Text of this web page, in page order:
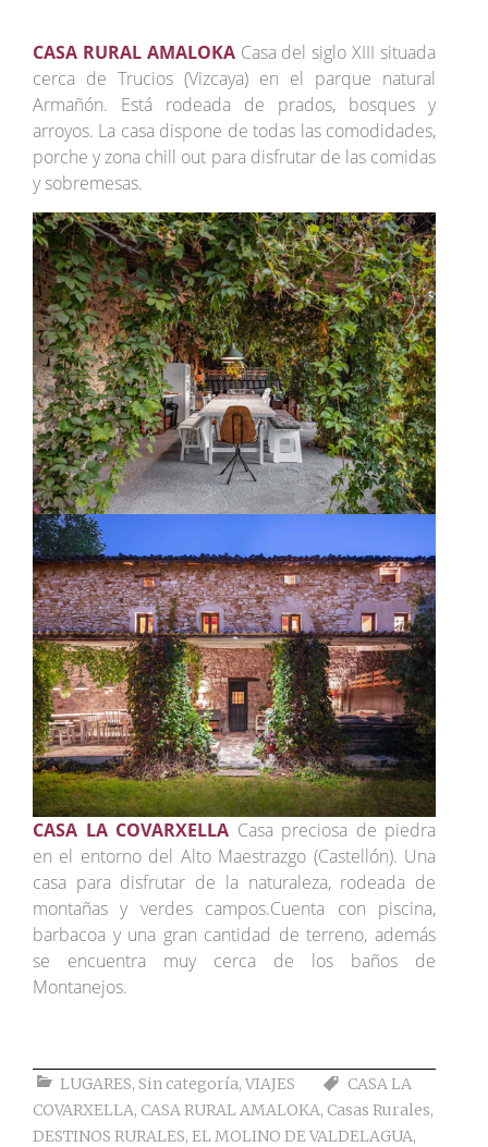
CASA RURAL AMALOKACasa del siglo XIII situada
cerca de Trucios (Vizcaya) en el parque natural
Armañón. Está rodeada de prados, bosques y
arroyos. La casa dispone de todas las comodidades,
porche y zona chill out para disfrutar de las comidas
y sobremesas.
CASA LA COVARXELLA Casa preciosa de piedra
en el entorno del Alto Maestrazgo (Castellón). Una
casa para disfrutar de la naturaleza, rodeada de
montañas y verdes campos.Cuenta con piscina,
barbacoa y una gran cantidad de terreno, además
se encuentra muy cerca de los baños de
Montanejos.
LUGARES, Sin categoría, VIAJES
CASA LA
COVARXELLA, CASA RURAL AMALOKA, Casas Rurales,
DESTINOS RURALES, EL MOLINO DE VALDELAGUA,